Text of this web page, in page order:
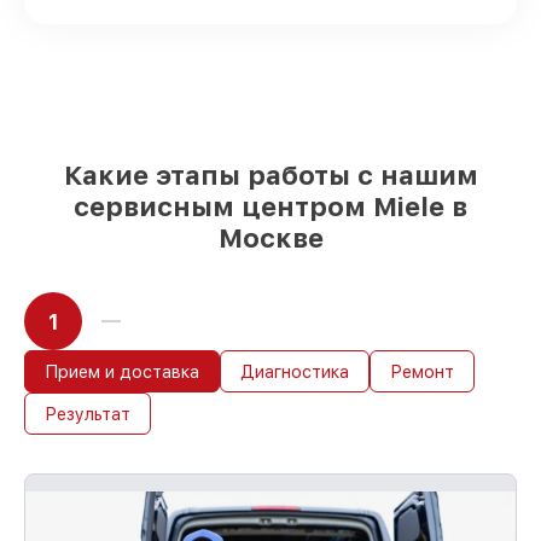
Какие этапы работы с нашим
сервисным центром Miele в
Москве
1
Прием и доставка Диагностика Ремонт
Результат